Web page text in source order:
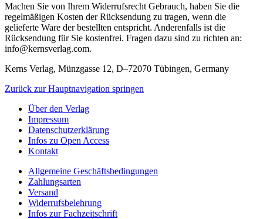
Machen Sie von Ihrem Widerrufsrecht Gebrauch, haben Sie die
regelmäßigen Kosten der Rücksendung zu tragen, wenn die
gelieferte Ware der bestellten entspricht. Anderenfalls ist die
Rücksendung für Sie kostenfrei. Fragen dazu sind zu richten an:
info@kernsverlag.com.
Kerns Verlag, Münzgasse 12, D–72070 Tübingen, Germany
Zurück zur Hauptnavigation springen
Über den Verlag
Impressum
Datenschutzerklärung
Infos zu Open Access
Kontakt
Allgemeine Geschäftsbedingungen
Zahlungsarten
Versand
Widerrufsbelehrung
Infos zur Fachzeitschrift